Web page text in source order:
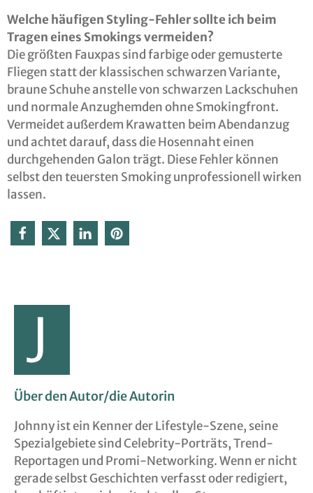
Welche häufigen Styling-Fehler sollte ich beim
Tragen eines Smokings vermeiden?
Die größten Fauxpas sind farbige oder gemusterte
Fliegen statt der klassischen schwarzen Variante,
braune Schuhe anstelle von schwarzen Lackschuhen
und normale Anzughemden ohne Smokingfront.
Vermeidet außerdem Krawatten beim Abendanzug
und achtet darauf, dass die Hosennaht einen
durchgehenden Galon trägt. Diese Fehler können
selbst den teuersten Smoking unprofessionell wirken
lassen.
Über den Autor/die Autorin
Johnny ist ein Kenner der Lifestyle-Szene, seine
Spezialgebiete sind Celebrity-Porträts, Trend-
Reportagen und Promi-Networking. Wenn er nicht
gerade selbst Geschichten verfasst oder redigiert,